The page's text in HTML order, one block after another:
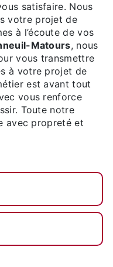
satisfaire. Nous
votre projet de
à l’écoute de vos
Matours, nous
vous transmettre
à votre projet de
est avant tout
vous renforce
Toute notre
avec propreté et